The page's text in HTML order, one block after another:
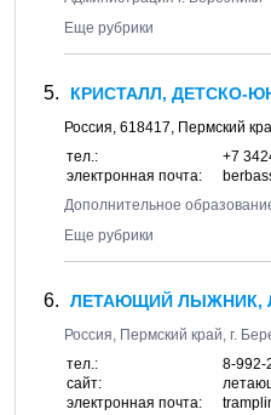
Еще рубрики
КРИСТАЛЛ, ДЕТСКО-
Россия, 618417, Пермский
тел.:
+7
электронная почта:
Дополнительное
Еще рубрики
ЛЕТАЮЩИЙ ЛЫЖНИК,
Россия, Пермский край, г.
тел.:
8-992-
сайт:
электронная почта: